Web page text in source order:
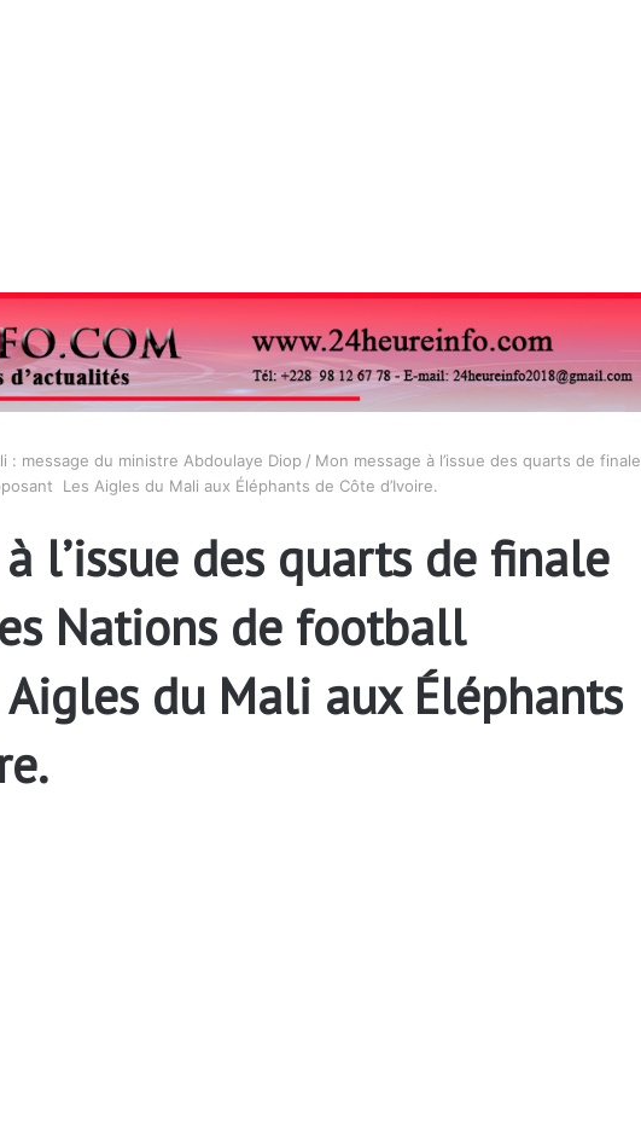
: message du ministre Abdoulaye Diop / Mon message à l’issue des quarts de finale
Les Aigles du Mali aux Éléphants de Côte d’Ivoire.
l’issue des quarts de finale
Nations de football
du Mali aux Éléphants